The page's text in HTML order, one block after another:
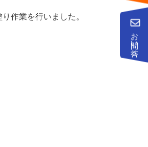
作業を行いました。
お問い合せ